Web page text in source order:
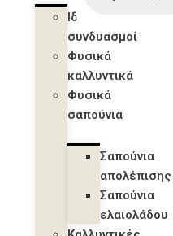
Ιδανικοί
συνδυασμοί
Φυσικά
καλλυντικά
Φυσικά
σαπούνια
Σαπούνια
απολέπισης
Σαπούνια
ελαιολάδου